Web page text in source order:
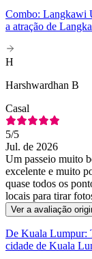
Combo: Langkawi
a atração de
H
Harshwardhan B
Casal
5/5
Jul. de 2026
Um passeio muito
excelente e muito
quase todos os
locais para tirar
Ver a avaliação
De Kuala Lumpur:
cidade de Kuala